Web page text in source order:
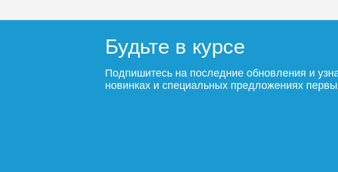
Будьте в курсе
Подпишитесь на последние обновления и
новинках и специальных предложениях